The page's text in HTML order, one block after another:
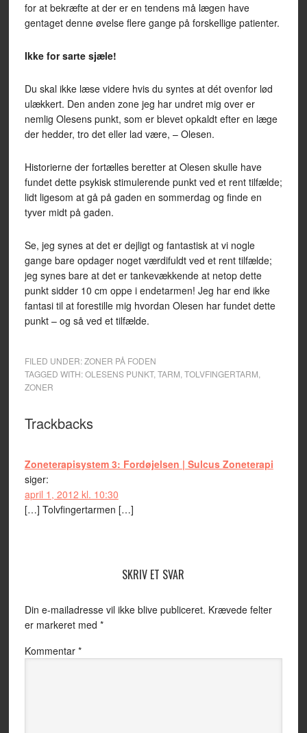
for at bekræfte at der er en tendens må lægen have
gentaget denne øvelse flere gange på forskellige patienter.
Ikke for sarte sjæle!
Du skal ikke læse videre hvis du syntes at dét ovenfor lød
ulækkert. Den anden zone jeg har undret mig over er
nemlig Olesens punkt, som er blevet opkaldt efter en læge
der hedder, tro det eller lad være, – Olesen.
Historierne der fortælles beretter at Olesen skulle have
fundet dette psykisk stimulerende punkt ved et rent tilfælde;
lidt ligesom at gå på gaden en sommerdag og finde en
tyver midt på gaden.
Se, jeg synes at det er dejligt og fantastisk at vi nogle
gange bare opdager noget værdifuldt ved et rent tilfælde;
jeg synes bare at det er tankevækkende at netop dette
punkt sidder 10 cm oppe i endetarmen! Jeg har end ikke
fantasi til at forestille mig hvordan Olesen har fundet dette
punkt – og så ved et tilfælde.
FILED UNDER:ZONER PÅ FODEN
TAGGED WITH:OLESENS PUNKT, TARM TOLVFINGERTARM
ZONER
Trackbacks
Zoneterapisystem 3: Fordøjelsen | Sulcus Zoneterapi
siger:
april 1, 2012 kl. 10:30
[…] Tolvfingertarmen […]
SKRIV ET SVAR
Din e-mailadresse vil ikke blive publiceret. Krævede felter
er markeret med *
Kommentar *